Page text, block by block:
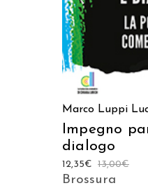
Marco Luppi
Impegno
dialogo
13,00€
12,35€
Brossura